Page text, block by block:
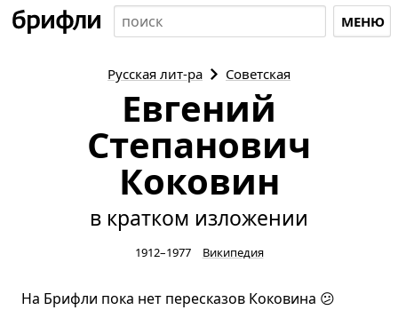
МЕНЮ
Русская лит-ра Советская
Евгений
Степанович
Коковин
в кратком изложении
1912–1977 Википедия
На Брифли пока нет пересказов Коковина 😕